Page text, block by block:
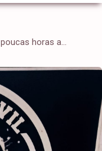
Autor de tentativa de homicídio é preso poucas horas após o crime